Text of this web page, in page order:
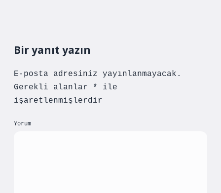
Bir yanıt yazın
E-posta adresiniz yayınlanmayacak.
Gerekli alanlar
*
ile
işaretlenmişlerdir
Yorum